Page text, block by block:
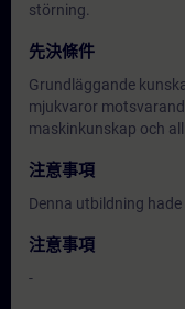
störning.
先決條件
Grundläggande
mjukvaror
maskinkunskap och
注意事項
Denna utbildning hade
注意事項
-